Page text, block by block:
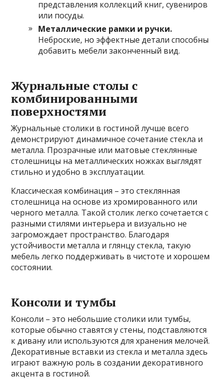
представления коллекций книг, сувениров
или посуды.
Металлические рамки и ручки.
Неброские, но эффектные детали способны
добавить мебели законченный вид.
Журнальные столы с
комбинированными
поверхностями
Журнальные столики в гостиной лучше всего
демонстрируют динамичное сочетание стекла и
металла. Прозрачные или матовые стеклянные
столешницы на металлических ножках выглядят
стильно и удобно в эксплуатации.
Классическая комбинация – это стеклянная
столешница на основе из хромированного или
черного металла. Такой столик легко сочетается с
разными стилями интерьера и визуально не
загромождает пространство. Благодаря
устойчивости металла и глянцу стекла, такую
мебель легко поддерживать в чистоте и хорошем
состоянии.
Консоли и тумбы
Консоли – это небольшие столики или тумбы,
которые обычно ставятся у стены, подставляются
к дивану или используются для хранения мелочей.
Декоративные вставки из стекла и металла здесь
играют важную роль в создании декоративного
акцента в гостиной.